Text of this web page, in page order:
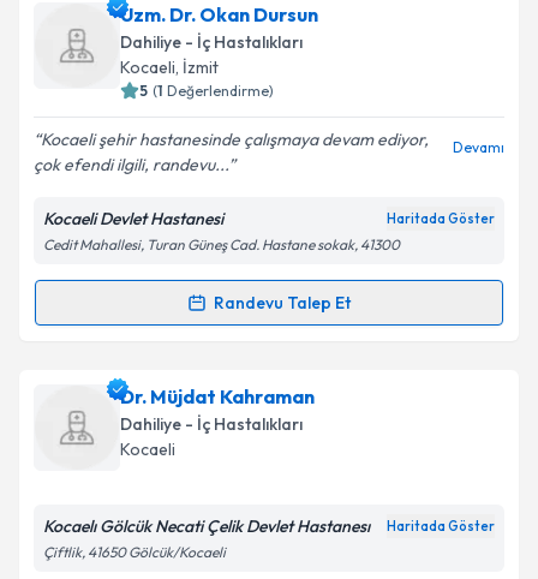
Takvim Talebini Gönder
Dr. Saadettin Hülagüiçin randevu takvimi talebi
oluşturun. Size bu uzmandan randevu almanız için bir
takvim hazırlandığında e-posta ile bilgilendireceğiz.
Kişisel verilerimin işlenmesine ilişkin
Aydınlatma
Metni'ni okudum ve kişisel verilerimin belirtilen
kapsamda işlenmesini kabul ediyorum.
Uzm. Dr. Okan Dursun
Dahiliye - İç Hastalıkları
Kocaeli, İzmit
5 (1 Değerlendirme)
Kocaeli şehir hastanesinde çalışmaya devam ediyor,
çok efendi ilgili, randevu...
Devamı
Kocaeli Devlet Hastanesi Haritada Göster
Cedit Mahallesi, Turan Güneş Cad. Hastane sokak, 41300
Randevu Talep Et
Randevu Takvimi Talebi
Uzm. Dr. Okan Dursuniçin randevu takvimi talebi
oluşturun. Size bu uzmandan randevu almanız için bir
takvim hazırlandığında e-posta ile bilgilendireceğiz.
Dr. Müjdat Kahraman
Dahiliye - İç Hastalıkları
Kocaeli
Kocaelı Gölcük Necati Çelik Devlet Hastanesı Haritada Göster
Çiftlik, 41650 Gölcük/Kocaeli